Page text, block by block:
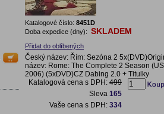
Katalogové číslo: 8451D
Doba expedice (dny): SKLADEM
Přidat do oblíbených
Český název: Řím: Sezóna 2
název: Rome: The Complete 2 Season
2006) (5xDVD)CZ Dabing 2.0 + Titulky
Katalogová cena s DPH: 499
Sleva 165
Vaše cena s DPH: 334